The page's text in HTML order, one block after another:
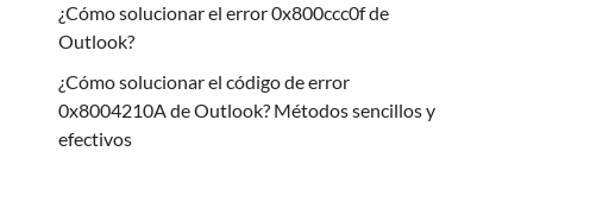
¿Cómo solucionar el error 0x800ccc0f de
Outlook?
¿Cómo solucionar el código de error
0x8004210A de Outlook? Métodos sencillos y
efectivos